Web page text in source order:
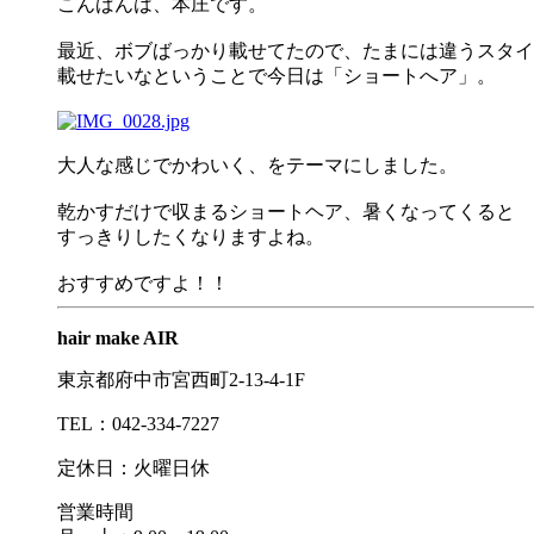
こんばんは、本庄です。
最近、ボブばっかり載せてたので、たまには違うスタ
載せたいなということで今日は「ショートへア」。
大人な感じでかわいく、をテーマにしました。
乾かすだけで収まるショートヘア、暑くなってくると
すっきりしたくなりますよね。
おすすめですよ！！
hair make AIR
東京都府中市宮西町2-13-4-1F
TEL：042-334-7227
定休日：火曜日休
営業時間